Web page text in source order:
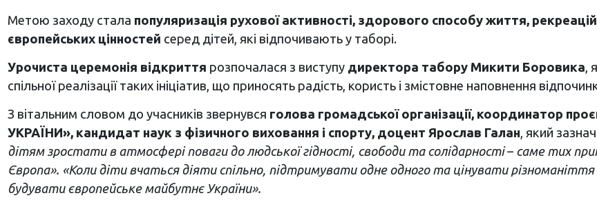
Метою заходу стала популяризація рухової активності, здорового способу життя,
європейських цінностей серед дітей, які відпочивають у таборі.
Урочиста церемонія відкриття розпочалася з виступу директора табору Микити Боровика,
спільної реалізації таких ініціатив, що приносять радість, користь і змістовне наповнення
З вітальним словом до учасників звернувся голова громадської організації,
УКРАЇНИ», кандидат наук з фізичного виховання і спорту, доцент Ярослав Галан, який
дітям зростати в атмосфері поваги до людської гідності, свободи та солідарності–саме тих
Європа». «Коли діти вчаться діяти спільно, підтримувати одне одного та цінувати різноманіття
будувати європейське майбутнє України».